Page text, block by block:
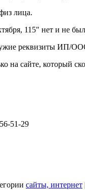
лица.
115" нет и не
реквизиты ИП/
на сайте, который
51-29
сайты, интернет